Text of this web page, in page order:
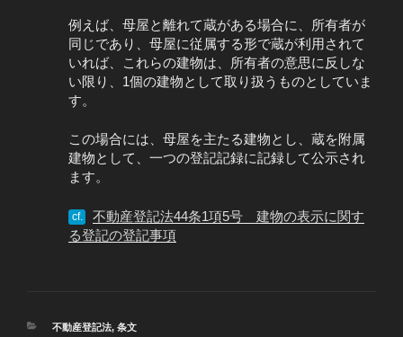
例えば、母屋と離れて蔵がある場合に、所有者が
同じであり、母屋に従属する形で蔵が利用されて
いれば、これらの建物は、所有者の意思に反しな
い限り、1個の建物として取り扱うものとしていま
す。
この場合には、母屋を主たる建物とし、蔵を附属
建物として、一つの登記記録に記録して公示され
ます。
cf.
不動産登記法44条1項5号 建物の表示に関す
る登記の登記事項
カ
不動産登記法, 条文